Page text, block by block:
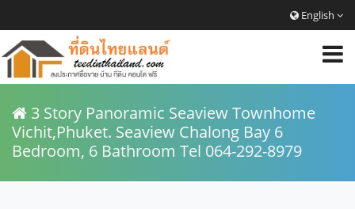
English
3 Story Panoramic Seaview Townhome
Vichit,Phuket. Seaview Chalong Bay 6
Bedroom, 6 Bathroom Tel 064-292-8979